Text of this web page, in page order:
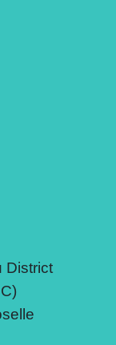
District